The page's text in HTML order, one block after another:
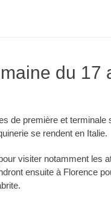
du 17
de première et
se rendent en Italie.
visiter notamment les
ensuite à Florence